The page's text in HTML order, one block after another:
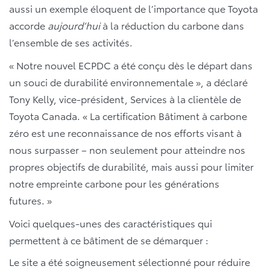
aussi un exemple éloquent de l’importance que Toyota
accorde aujourd’huià la réduction du carbone dans
l’ensemble de ses activités.
« Notre nouvel ECPDC a été conçu dès le départ dans
un souci de durabilité environnementale », a déclaré
Tony Kelly, vice-président, Services à la clientèle de
Toyota Canada. « La certification Bâtiment à carbone
zéro est une reconnaissance de nos efforts visant à
nous surpasser – non seulement pour atteindre nos
propres objectifs de durabilité, mais aussi pour limiter
notre empreinte carbone pour les générations
futures. »
Voici quelques-unes des caractéristiques qui
permettent à ce bâtiment de se démarquer :
Le site a été soigneusement sélectionné pour réduire